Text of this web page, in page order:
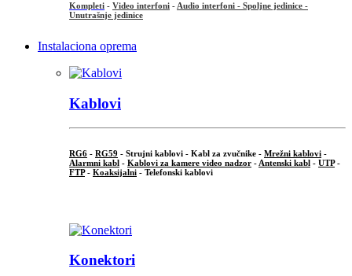
Kompleti - Video interfoni - Audio interfoni - Spoljne jedinice -
Unutrašnje jedinice
Instalaciona oprema
Kablovi
RG6 - RG59 - Strujni kablovi - Kabl za zvučnike - Mrežni kablovi -
Alarmni kabl - Kablovi za kamere video nadzor - Antenski kabl - UTP-
FTP- Koaksijalni - Telefonski kablovi
Konektori